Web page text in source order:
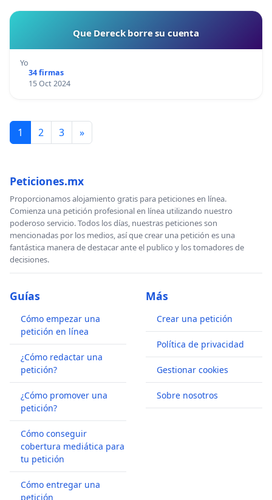
Que Dereck borre su cuenta
Yo
34 firmas
15 Oct 2024
1 2 3 »
Peticiones.mx
Proporcionamos alojamiento gratis para peticiones en línea.
Comienza una petición profesional en línea utilizando nuestro
poderoso servicio. Todos los días, nuestras peticiones son
mencionadas por los medios, así que crear una petición es una
fantástica manera de destacar ante el publico y los tomadores de
decisiones.
Guías
Cómo empezar una
petición en línea
¿Cómo redactar una
petición?
¿Cómo promover una
petición?
Cómo conseguir
cobertura mediática para
tu petición
Cómo entregar una
petición
Más
Crear una petición
Política de privacidad
Gestionar cookies
Sobre nosotros